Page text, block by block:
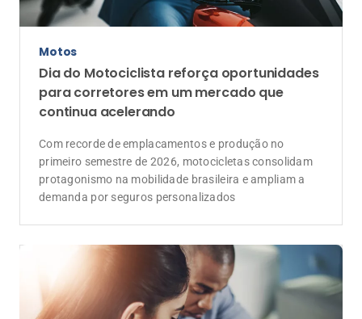
Motos
Dia do Motociclista reforça oportunidades
para corretores em um mercado que
continua acelerando
Com recorde de emplacamentos e produção no
primeiro semestre de 2026, motocicletas consolidam
protagonismo na mobilidade brasileira e ampliam a
demanda por seguros personalizados